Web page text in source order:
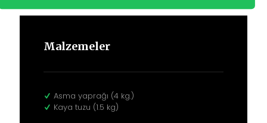
Malzemeler
Asma yaprağı (4 kg.)
Kaya tuzu (1.5 kg)